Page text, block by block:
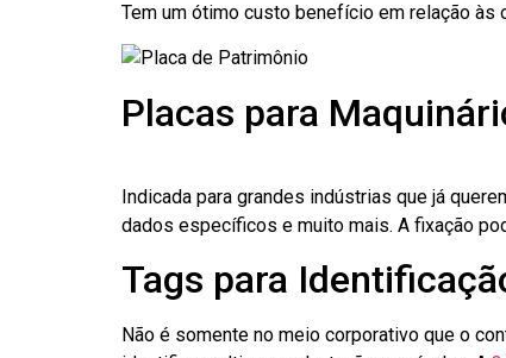
Tem um ótimo custo benefício em relação às
Placas para
Indicada para grandes indústrias que já
dados específicos e muito mais. A fixação
Tags para
Não é somente no meio corporativo que o